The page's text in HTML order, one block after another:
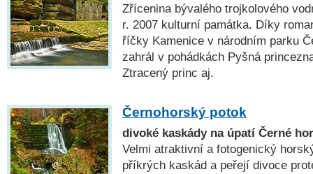
Zřícenina bývalého trojkolového
r. 2007 kulturní památka. Díky
říčky Kamenice v národním parku
zahrál v pohádkách Pyšná
Ztracený princ aj.
Černohorský potok
divoké kaskády na úpatí Černé
Velmi atraktivní a fotogenický
příkrých kaskád a peřejí divoce